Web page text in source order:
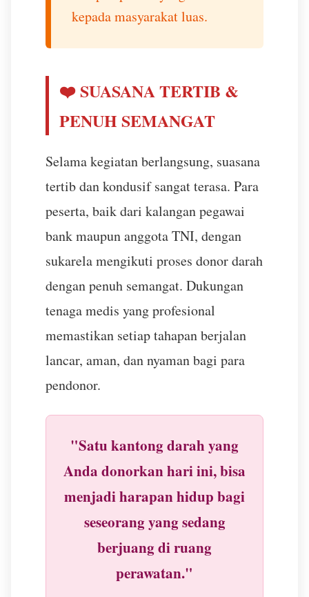
kepada masyarakat luas.
❤️ SUASANA TERTIB &
PENUH SEMANGAT
Selama kegiatan berlangsung, suasana
tertib dan kondusif sangat terasa. Para
peserta, baik dari kalangan pegawai
bank maupun anggota TNI, dengan
sukarela mengikuti proses donor darah
dengan penuh semangat. Dukungan
tenaga medis yang profesional
memastikan setiap tahapan berjalan
lancar, aman, dan nyaman bagi para
pendonor.
"Satu kantong darah yang
Anda donorkan hari ini, bisa
menjadi harapan hidup bagi
seseorang yang sedang
berjuang di ruang
perawatan."